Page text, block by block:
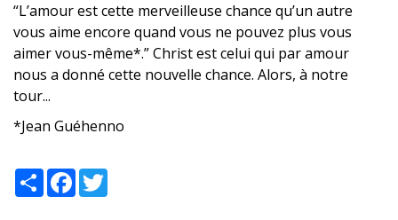
“L’amour est cette merveilleuse chance qu’un autre
vous aime encore quand vous ne pouvez plus vous
aimer vous-même*.” Christ est celui qui par amour
nous a donné cette nouvelle chance. Alors, à notre
tour...
*Jean Guéhenno
ShareFacebook